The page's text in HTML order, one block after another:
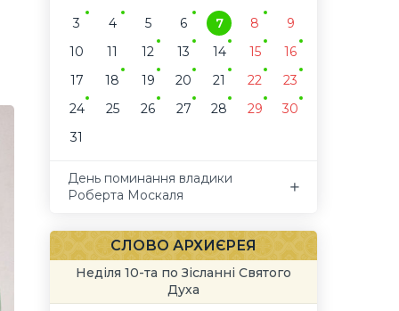
3
4 5 6 7 8
9
10
11 12 13 14 15
16
17
18 19 20 21 22
23
24
25 26 27 28 29
30
31
День поминання владики
Роберта Москаля
СЛОВО АРХИЄРЕЯ
Неділя 10-та по Зісланні Святого
Духа